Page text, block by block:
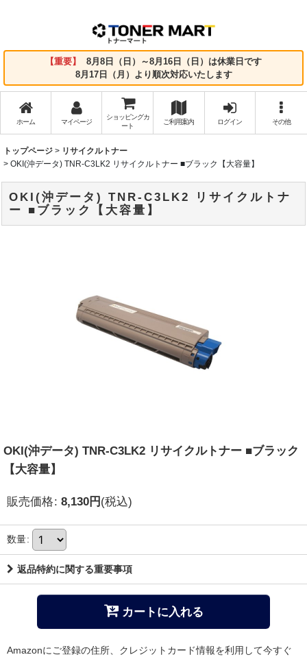
【重要】
8月8日（日）～8月16日（日）は休業日です
8月17日（月）より順次対応いたします
ホーム マイページ
ショッピングカ
ート
ご利用案内 ログイン その他
トップページ > リサイクルトナー
> OKI(沖データ) TNR-C3LK2 リサイクルトナー ■ブラック【大容量】
OKI(沖データ) TNR-C3LK2 リサイクルトナ
ー ■ブラック【大容量】
OKI(沖データ) TNR-C3LK2 リサイクルトナー ■ブラック
【大容量】
販売価格: 8,130円 (税込)
数量:
返品特約に関する重要事項
カートに入れる
Amazonにご登録の住所、クレジットカード情報を利用して今すぐ